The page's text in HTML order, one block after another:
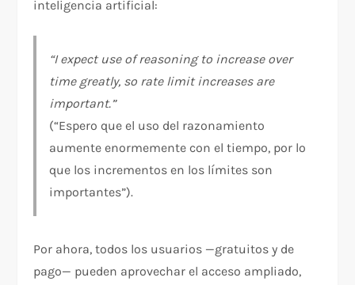
inteligencia artificial:
“I expect use of reasoning to increase over
time greatly, so rate limit increases are
important.”
(“Espero que el uso del razonamiento
aumente enormemente con el tiempo, por lo
que los incrementos en los límites son
importantes”).
Por ahora, todos los usuarios —gratuitos y de
pago— pueden aprovechar el acceso ampliado,